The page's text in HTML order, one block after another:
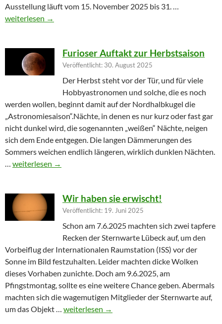
Ausstellung läuft vom 15. November 2025 bis 31. …
Zwischen Wort und Weltall – Abheben erwünscht!
weiterlesen →
Furioser Auftakt zur Herbstsaison
Veröffentlicht: 30. August 2025
Der Herbst steht vor der Tür, und für viele
Hobbyastronomen und solche, die es noch
werden wollen, beginnt damit auf der Nordhalbkugel die
„Astronomiesaison“.Nächte, in denen es nur kurz oder fast gar
nicht dunkel wird, die sogenannten „weißen“ Nächte, neigen
sich dem Ende entgegen. Die langen Dämmerungen des
Sommers weichen endlich längeren, wirklich dunklen Nächten.
… Furioser Auftakt zur Herbstsaison
weiterlesen →
Wir haben sie erwischt!
Veröffentlicht: 19. Juni 2025
Schon am 7.6.2025 machten sich zwei tapfere
Recken der Sternwarte Lübeck auf, um den
Vorbeiflug der Internationalen Raumstation (ISS) vor der
Sonne im Bild festzuhalten. Leider machten dicke Wolken
dieses Vorhaben zunichte. Doch am 9.6.2025, am
Pfingstmontag, sollte es eine weitere Chance geben. Abermals
machten sich die wagemutigen Mitglieder der Sternwarte auf,
um das Objekt … Wir haben sie erwischt!
weiterlesen →